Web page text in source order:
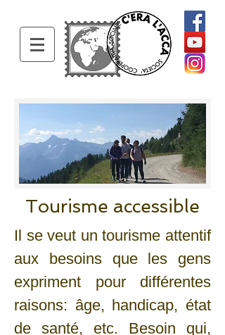
Tourisme accessible
Il se veut un tourisme attentif
aux besoins que les gens
expriment pour différentes
raisons: âge, handicap, état
de santé, etc. Besoin qui,